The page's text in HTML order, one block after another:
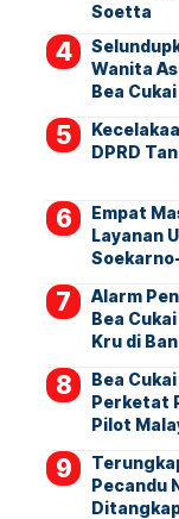
Soetta
Wanita
Bea
DPRD
Empat
Layanan
Alarm
Bea
Kru di
Bea
Perketat
Pilot
Pecandu